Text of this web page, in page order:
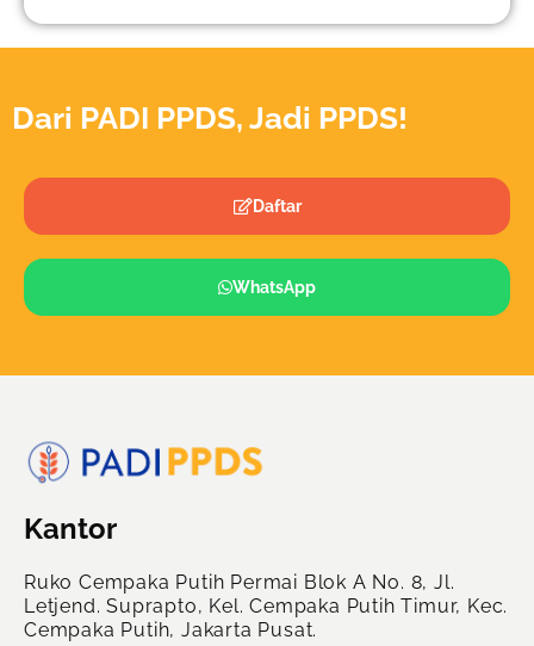
Dari PADI PPDS, Jadi PPDS!
Daftar
WhatsApp
Kantor
Ruko Cempaka Putih Permai Blok A No. 8, Jl.
Letjend. Suprapto, Kel. Cempaka Putih Timur, Kec.
Cempaka Putih, Jakarta Pusat.